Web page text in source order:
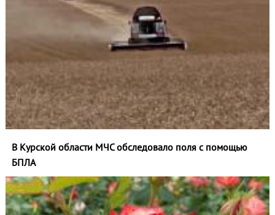
В Курской области МЧС обследовало поля с помощью
БПЛА